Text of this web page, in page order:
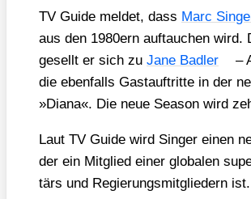
TV Gui­de mel­det, dass Marc
aus den 1980ern auf­tau­chen
gesellt er sich zu Jane Bad­ler
–
die eben­falls Gast­auf­trit­te in der
»Dia­na«. Die neue Sea­son wird
Laut TV Gui­de wird Sin­ger einen
der ein Mit­glied einer glo­ba­len
tärs und Regie­rungs­mit­glie­dern